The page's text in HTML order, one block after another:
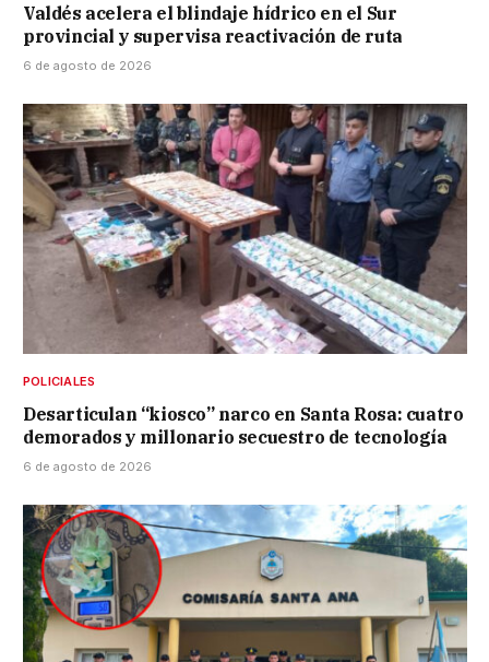
Valdés acelera el blindaje hídrico en el Sur
provincial y supervisa reactivación de ruta
6 de agosto de 2026
POLICIALES
Desarticulan “kiosco” narco en Santa Rosa: cuatro
demorados y millonario secuestro de tecnología
6 de agosto de 2026